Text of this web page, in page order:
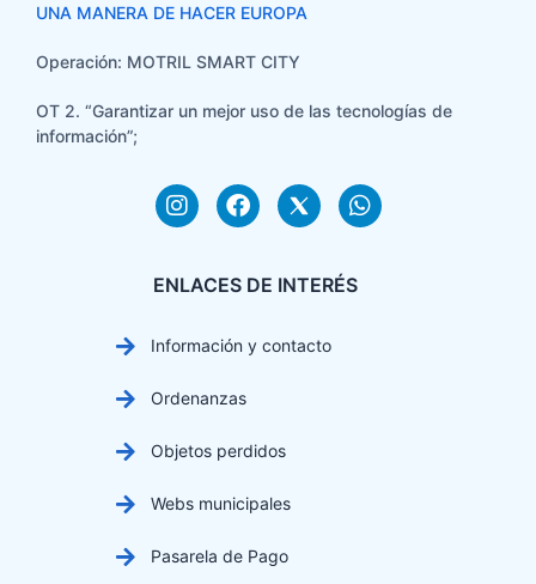
UNA MANERA DE HACER EUROPA
Operación: MOTRIL SMART CITY
OT 2. “Garantizar un mejor uso de las tecnologías de
información”;
ENLACES DE INTERÉS
Información y contacto
Ordenanzas
Objetos perdidos
Webs municipales
Pasarela de Pago